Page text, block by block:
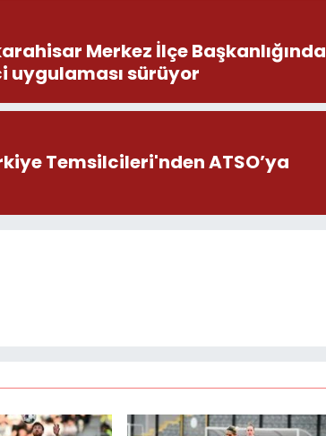
Merkez İlçe Başkanlığında
uygulaması sürüyor
Temsilcileri'nden ATSO’ya